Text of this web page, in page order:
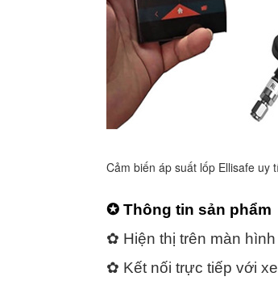
Cảm biến áp suất lốp Ellisafe uy
✪ Thông tin sản phẩm
✿ Hiện thị trên màn
✿ Kết nối trực tiếp với